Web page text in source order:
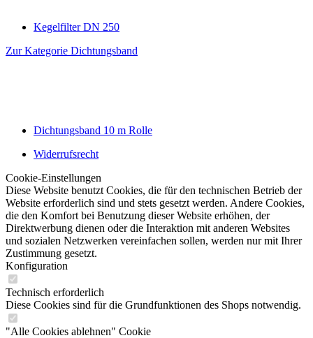
Kegelfilter DN 250
Zur Kategorie Dichtungsband
Dichtungsband 10 m Rolle
Widerrufsrecht
Cookie-Einstellungen
Diese Website benutzt Cookies, die für den technischen Betrieb der
Website erforderlich sind und stets gesetzt werden. Andere Cookies,
die den Komfort bei Benutzung dieser Website erhöhen, der
Direktwerbung dienen oder die Interaktion mit anderen Websites
und sozialen Netzwerken vereinfachen sollen, werden nur mit Ihrer
Zustimmung gesetzt.
Konfiguration
Technisch erforderlich
Diese Cookies sind für die Grundfunktionen des Shops notwendig.
"Alle Cookies ablehnen" Cookie